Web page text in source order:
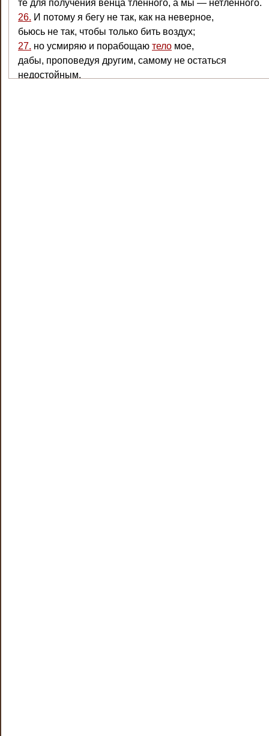
те для получения венца тленного, а мы — нетленного.
26. И потому я бегу не так, как на неверное,
бьюсь не так, чтобы только бить воздух;
27. но усмиряю и порабощаю тело мое,
дабы, проповедуя другим, самому не остаться
недостойным.